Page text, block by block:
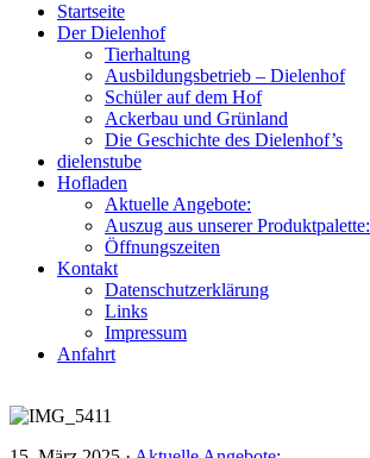
Startseite
Der Dielenhof
Tierhaltung
Ausbildungsbetrieb – Dielenhof
Schüler auf dem Hof
Ackerbau und Grünland
Die Geschichte des Dielenhof’s
dielenstube
Hofladen
Aktuelle Angebote:
Auszug aus unserer Produktpalette:
Öffnungszeiten
Kontakt
Datenschutzerklärung
Links
Impressum
Anfahrt